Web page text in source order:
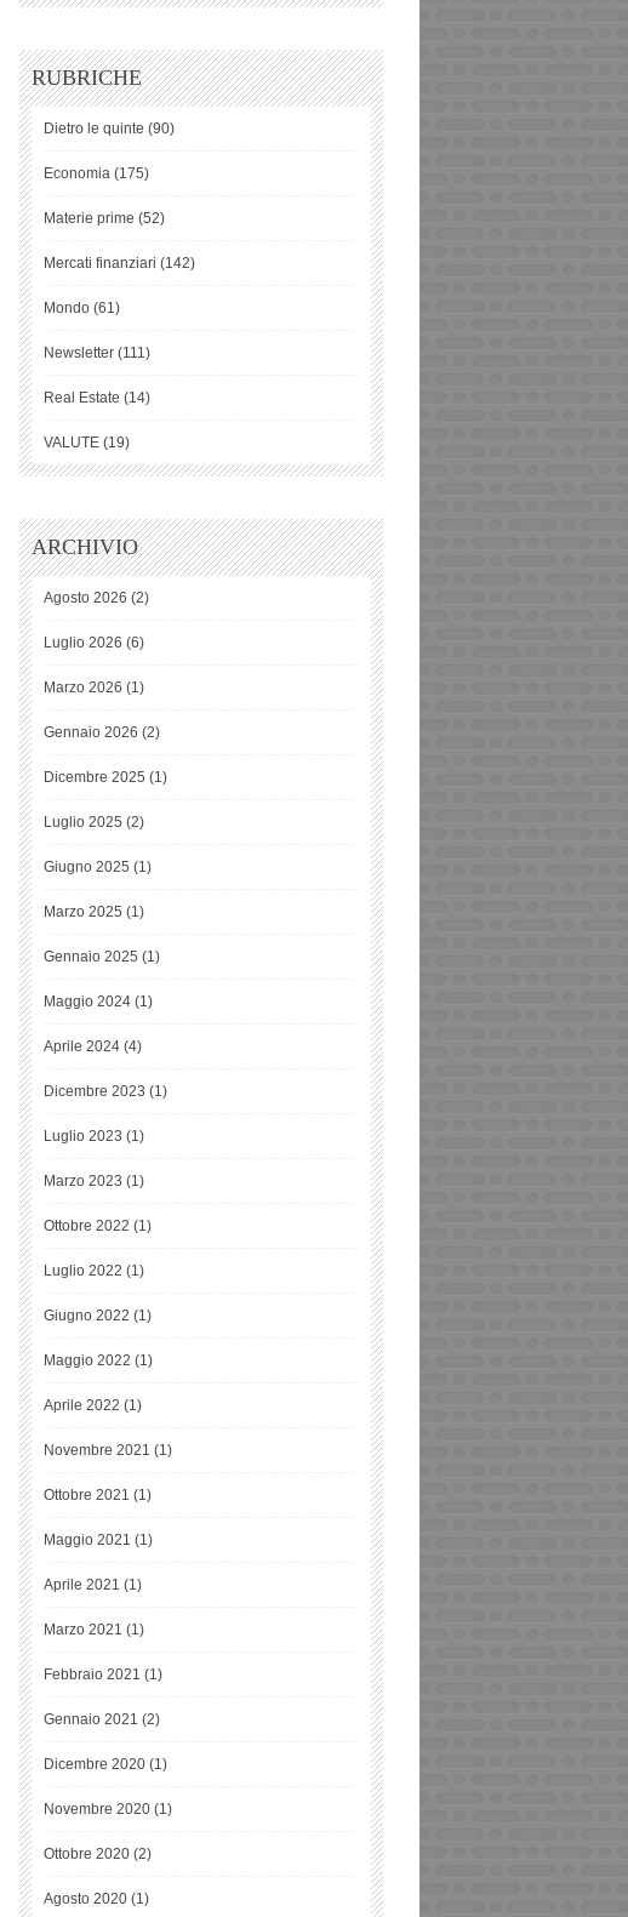
RUBRICHE
Dietro le quinte (90)
Economia (175)
Materie prime (52)
Mercati finanziari (142)
Mondo (61)
Newsletter (111)
Real Estate (14)
VALUTE (19)
ARCHIVIO
Agosto 2026 (2)
Luglio 2026 (6)
Marzo 2026 (1)
Gennaio 2026 (2)
Dicembre 2025 (1)
Luglio 2025 (2)
Giugno 2025 (1)
Marzo 2025 (1)
Gennaio 2025 (1)
Maggio 2024 (1)
Aprile 2024 (4)
Dicembre 2023 (1)
Luglio 2023 (1)
Marzo 2023 (1)
Ottobre 2022 (1)
Luglio 2022 (1)
Giugno 2022 (1)
Maggio 2022 (1)
Aprile 2022 (1)
Novembre 2021 (1)
Ottobre 2021 (1)
Maggio 2021 (1)
Aprile 2021 (1)
Marzo 2021 (1)
Febbraio 2021 (1)
Gennaio 2021 (2)
Dicembre 2020 (1)
Novembre 2020 (1)
Ottobre 2020 (2)
Agosto 2020 (1)